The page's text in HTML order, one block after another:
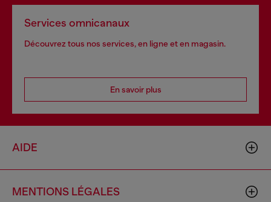
Services omnicanaux
Découvrez tous nos services, en ligne et en magasin.
En savoir plus
AIDE
MENTIONS LÉGALES